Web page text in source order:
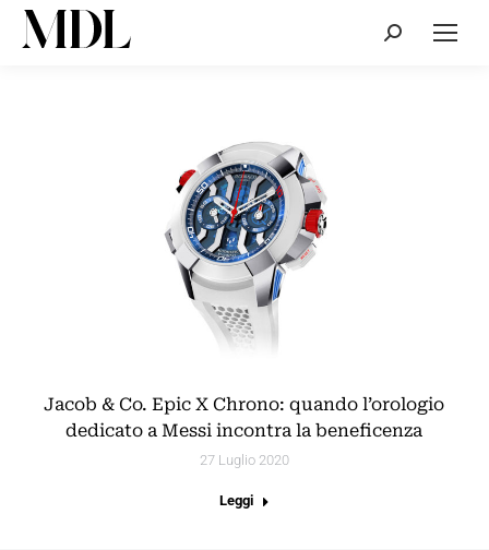
Cerca:
Jacob & Co. Epic X Chrono: quando l’orologio
dedicato a Messi incontra la beneficenza
27 Luglio 2020
Leggi